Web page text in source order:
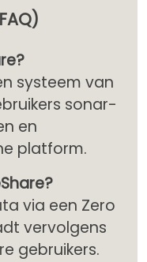
systeem van
sonar-
en
platform.
via een Zero
vervolgens
gebruikers.